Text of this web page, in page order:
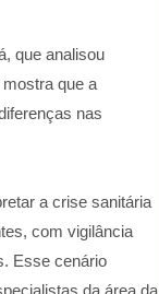
que analisou
que a
nas
a crise sanitária
com vigilância
Esse cenário
da área da